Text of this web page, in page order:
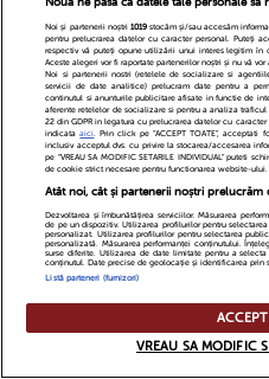
Funny by Qbebe
Ai nevoie de un
Ai o întrebare la
care vrei să
primești răspuns?
Comunitatea
Qbebe te ajută.
Noi și partenerii noștri 1019stocăm și/sau accesăm
pentru prelucrarea datelor cu caracter personal. Puteți
respectiv vă puteți opune utilizării unui interes legitim
Aceste alegeri vor fi raportate partenerilor noștri și nu vă vor
Noi si partenerii nostri (retelele de socializare si
servicii de date analitice) prelucram date pentru a
continutul si anunturile publicitare afisate in functie de
aferente retelelor de socializare si pentru a analiza
22 din GDPR in legatura cu prelucrarea datelor cu
indicataaici. Prin click pe “ACCEPT TOATE”,
inclusiv acceptul dvs. cu privire la stocarea/accesarea
pe “VREAU SA MODIFIC SETARILE INDIVIDUAL” puteti
de cookie strict necesare pentru functionarea website-ului.
Atât noi, cât și partenerii noștri prelucrăm
Dezvoltarea și îmbunătățirea serviciilor. Măsurarea
de pe un dispozitiv. Utilizarea profilurilor pentru
personalizat. Utilizarea profilurilor pentru selectarea
personalizată. Măsurarea performanței conținutului.
surse diferite. Utilizarea de date limitate pentru a
conținutul. Date precise de geolocație și identificarea prin
Listă parteneri (furnizori)
VREAU SA MODIFIC